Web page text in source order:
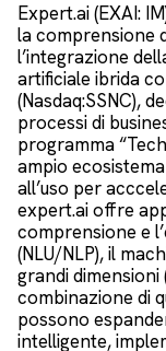
Expert.ai (EXAI:
la comprensione
l’integrazione
artificiale ibrida
(Nasdaq:SSNC),
processi di
programma
ampio
all’uso per
expert.ai offre
comprensione e
(NLU/NLP), il
grandi dimensioni
combinazione di
possono
intelligente,